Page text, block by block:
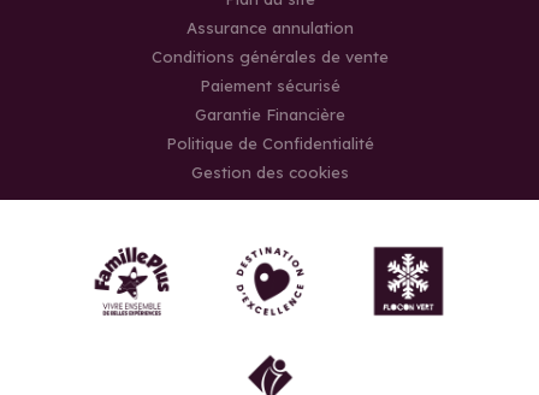
Assurance annulation
Conditions générales de vente
Paiement sécurisé
Garantie Financière
Politique de Confidentialité
Gestion des cookies